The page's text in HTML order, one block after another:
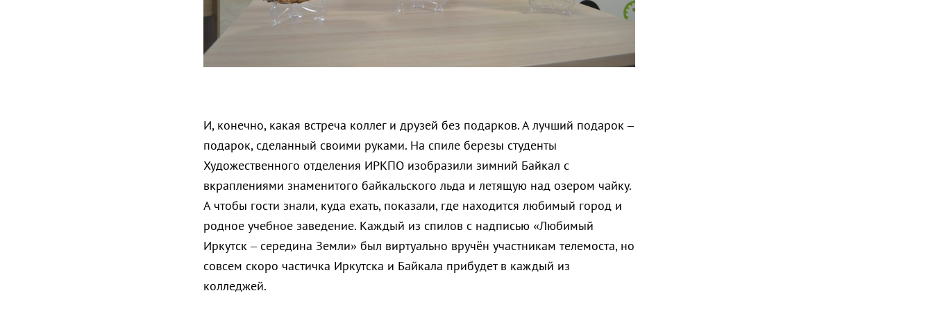
И, конечно, какая встреча коллег и друзей без подарков. А лучший подарок –
подарок, сделанный своими руками. На спиле березы студенты
Художественного отделения ИРКПО изобразили зимний Байкал с
вкраплениями знаменитого байкальского льда и летящую над озером чайку.
А чтобы гости знали, куда ехать, показали, где находится любимый город и
родное учебное заведение. Каждый из спилов с надписью «Любимый
Иркутск – середина Земли» был виртуально вручён участникам телемоста, но
совсем скоро частичка Иркутска и Байкала прибудет в каждый из
колледжей.